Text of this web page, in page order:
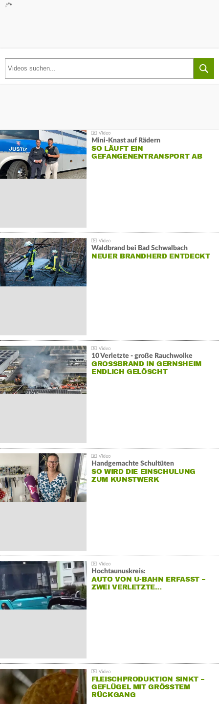
Mini-Knast auf Rädern
SO LÄUFT EIN
GEFANGENENTRANSPORT AB
Waldbrand bei Bad Schwalbach
NEUER BRANDHERD ENTDECKT
10 Verletzte - große Rauchwolke
GROSSBRAND IN GERNSHEIM E
NDLICH GELÖSCHT
Handgemachte Schultüten
SO WIRD DIE EINSCHULUNG
ZUM KUNSTWERK
Hochtaunuskreis:
AUTO VON U-BAHN ERFASST –
ZWEI VERLETZTE…
FLEISCHPRODUKTION SINKT –
GEFLÜGEL MIT GRÖSSTEM R
ÜCKGANG